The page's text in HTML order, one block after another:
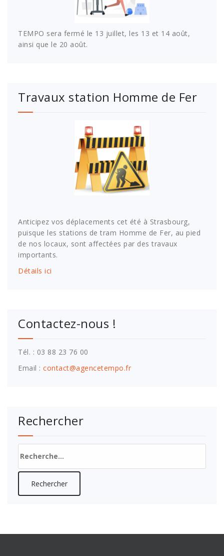
TEMPO sera fermé le 13 juillet, les 13 et 14 août,
ainsi que le 20 août.
Travaux station Homme de Fer
Anticipez vos déplacements cet été à Strasbourg,
puisque les stations de tram Homme de Fer, au pied
de nos locaux, sont affectées par des travaux
importants.
Détails ici
Contactez-nous !
Tél. : 03 88 23 76 00
Email : contact@agencetempo.fr
Rechercher